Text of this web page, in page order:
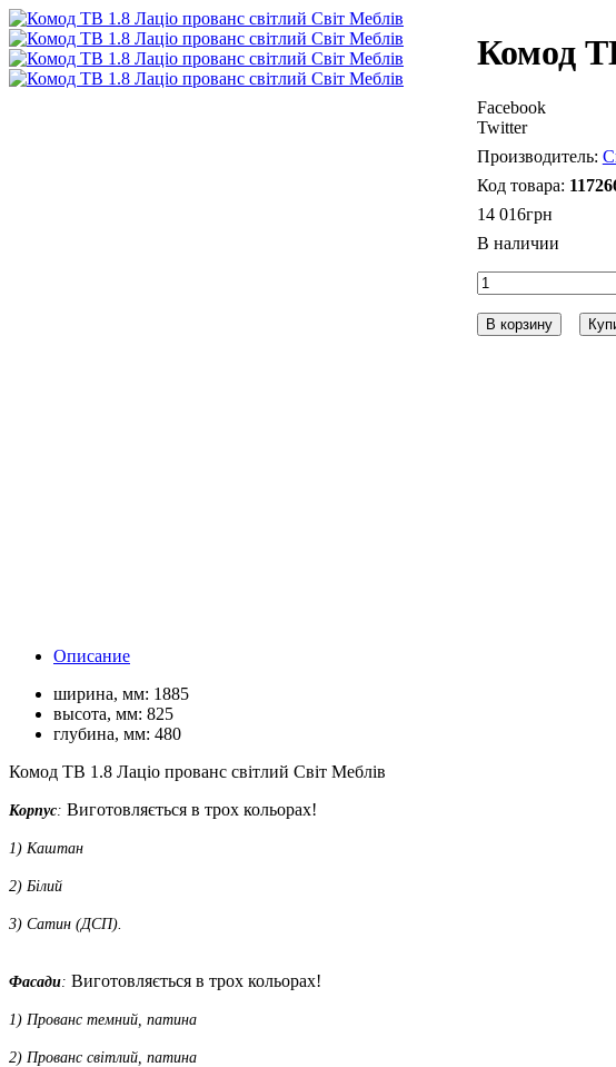
Комод
Facebook
Twitter
14 016грн
В корзину
Описание
ширина, мм: 1885
высота, мм: 825
глубина, мм: 480
Комод ТВ 1.8 Лаціо прованс світлий Світ Меблів
Корпус: Виготовляється в трох кольорах!
1) Каштан
2) Білий
3) Сатин (ДСП).
Фасади: Виготовляється в трох кольорах!
1) Прованс темний, патина
2) Прованс світлий, патина